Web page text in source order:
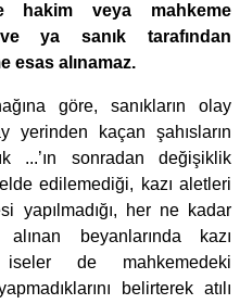
hakim veya mahkeme
ya sanık tarafından
esas alınamaz.
göre, sanıkların olay
yerinden kaçan şahısların
...’ın sonradan değişiklik
edilemediği, kazı aletleri
yapılmadığı, her ne kadar
beyanlarında kazı
de mahkemedeki
belirterek atılı